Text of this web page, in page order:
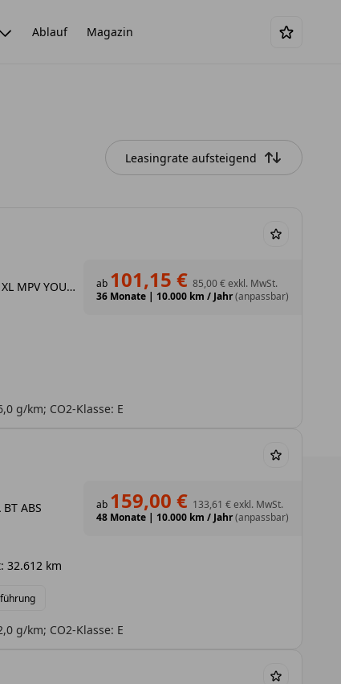
Ablauf Magazin
Leasingrate aufsteigend
GEWERBE DEAL - Kombi Diesel 100 XL MPV YOU - frei konfigurierbar! ab 101,15 € 85,00 €exkl. MwSt.
36 Monate | 10.000 km / Jahr(anpassbar)
g/km; CO2-Klasse: E
ABS
32.612 km
ab 159,00 € 133,61 €exkl. MwSt.
48 Monate | 10.000 km / Jahr(anpassbar)
g/km; CO2-Klasse: E